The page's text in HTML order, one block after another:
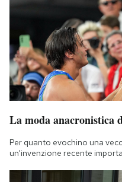
La moda anacronistica
Per quanto evochino una
un'invenzione recente